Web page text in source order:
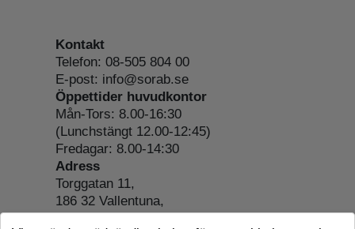
Kontakt
Telefon: 08-505 804 00
E-post: info@sorab.se
Öppettider huvudkontor
Mån-Tors: 8.00-16:30
(Lunchstängt 12.00-12:45)
Fredagar: 8.00-14:30
Adress
Torggatan 11,
186 32 Vallentuna,
Org.nr: 556197-4022